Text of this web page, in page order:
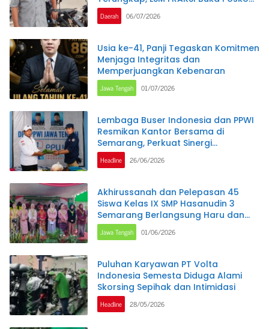
Aduan
Daerah 06/07/2026
Usia ke-41, Panji Tegaskan Komitmen
Menjaga Integritas dan
Memperjuangkan Kebenaran
Jawa Tengah 01/07/2026
Lembaga Buser Indonesia dan PPWI
Resmikan Kantor Bersama di
Semarang, Perkuat Sinergi
Kelembagaan dan Jurnalistik
Headline 26/06/2026
Akhirussanah dan Pelepasan 45
Siswa Kelas IX SMP Hasanudin 3
Semarang Berlangsung Haru dan
Penuh Makna
Jawa Tengah 01/06/2026
Puluhan Karyawan PT Volta
Indonesia Semesta Diduga Alami
Skorsing Sepihak dan Intimidasi
Headline 28/05/2026